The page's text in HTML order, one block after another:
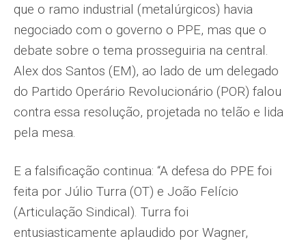
que o ramo industrial (metalúrgicos) havia
negociado com o governo o PPE, mas que o
debate sobre o tema prosseguiria na central.
Alex dos Santos (EM), ao lado de um delegado
do Partido Operário Revolucionário (POR) falou
contra essa resolução, projetada no telão e lida
pela mesa.
E a falsificação continua: “A defesa do PPE foi
feita por Júlio Turra (OT) e João Felício
(Articulação Sindical). Turra foi
entusiasticamente aplaudido por Wagner,